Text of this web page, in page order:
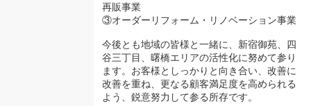
再販事業
③オーダーリフォーム・リノベーション事業
今後とも地域の皆様と一緒に、新宿御苑、四
谷三丁目、曙橋エリアの活性化に努めて参り
ます。お客様としっかりと向き合い、改善に
改善を重ね、更なる顧客満足度を高められる
よう、鋭意努力して参る所存です。